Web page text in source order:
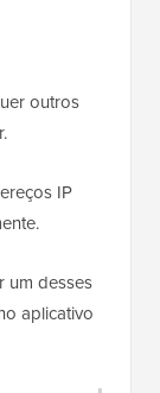
outros
IP
um desses
aplicativo